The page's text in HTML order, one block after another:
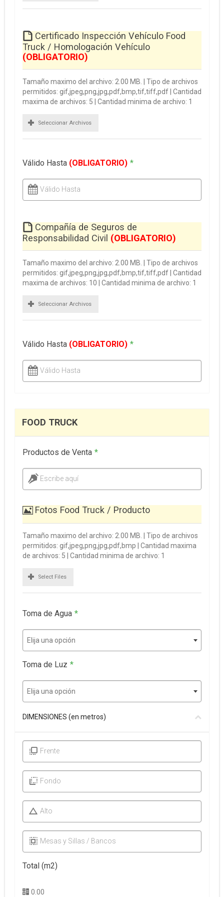
Certificado Inspección Vehículo Food
Truck / Homologación Vehículo
(OBLIGATORIO)
Tamaño maximo del archivo: 2.00 MB. | Tipo de archivos
permitidos: gif,jpeg,png,jpg,pdf,bmp,tif,tiff,pdf | Cantidad
maxima de archivos: 5 | Cantidad minima de archivo: 1
Seleccionar Archivos
Válido Hasta (OBLIGATORIO) *
Válido Hasta
Compañía de Seguros de
Responsabilidad Civil (OBLIGATORIO)
Tamaño maximo del archivo: 2.00 MB. | Tipo de archivos
permitidos: gif,jpeg,png,jpg,pdf,bmp,tif,tiff,pdf | Cantidad
maxima de archivos: 10 | Cantidad minima de archivo: 1
Seleccionar Archivos
Válido Hasta (OBLIGATORIO) *
Válido Hasta
FOOD TRUCK
Productos de Venta *
Escribe aquí
Fotos Food Truck / Producto
Tamaño maximo del archivo: 2.00 MB. | Tipo de archivos
permitidos: gif,jpeg,png,jpg,pdf,bmp | Cantidad maxima
de archivos: 5 | Cantidad minima de archivo: 1
Select Files
Toma de Agua *
Elija una opción
Toma de Luz *
Elija una opción
DIMENSIONES (en metros)
Frente
Fondo
Alto
Mesas y Sillas / Bancos
Total (m2)
0.00